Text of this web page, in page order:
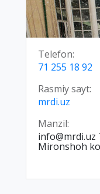
Telefon:
71 255 18 92
Rasmiy sayt:
mrdi.uz
Manzil:
Mironshoh